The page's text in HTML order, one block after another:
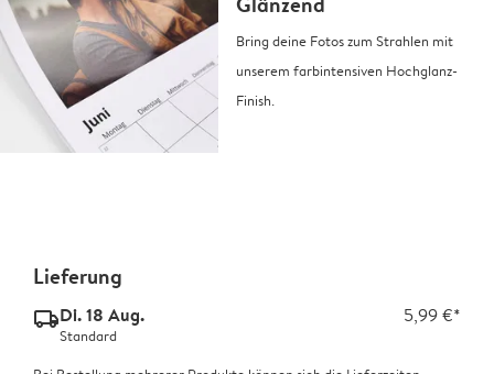
Bring deine Fotos zum Strahlen mit
unserem farbintensiven Hochglanz-
Finish.
Lieferung
delivery_standard_v2Di. 18 Aug. 5,99 €*
Standard